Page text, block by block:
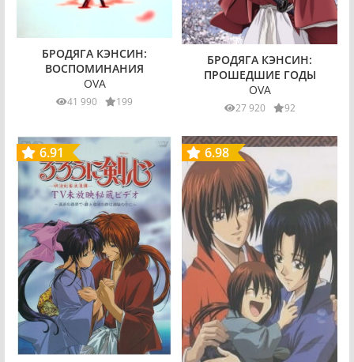
БРОДЯГА КЭНСИН:
ВОСПОМИНАНИЯ
OVA
41 990 199
БРОДЯГА КЭНСИН:
ПРОШЕДШИЕ ГОДЫ
OVA
27 920 92
6.91 6.98